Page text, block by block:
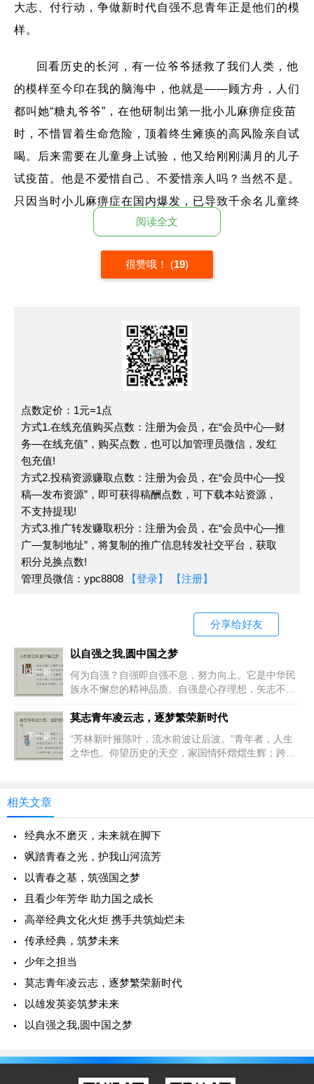
大志、付行动，争做新时代自强不息青年正是他们的模
样。
回看历史的长河，有一位爷爷拯救了我们人类，他
的模样至今印在我的脑海中，他就是——顾方舟，人们
都叫她“糖丸爷爷”，在他研制出第一批小儿麻痹症疫苗
时，不惜冒着生命危险，顶着终生瘫痪的高风险亲自试
喝。后来需要在儿童身上试验，他又给刚刚满月的儿子
试疫苗。他是不爱惜自己、不爱惜亲人吗？当然不是。
只因当时小儿麻痹症在国内爆发，已导致千余名儿童终
身残疾，甚至失去生命。临危受命的顾方舟重任在肩，
反顾选择了前者。他的舍小家、为大家的坚定，以及内
还为世界贡献自己的力量，他的精神耀眼夺目。让我们
一起争做新时代家国情怀青年吧。
一场战争爆发了，让我们、甚至全人类第一次真真正正
的感到害怕、无助。那就是惨绝人寰的——俄乌战争，
这场战争席卷了大量财力、物力、人力。乌克兰因面积
小且实力弱，就遭到俄罗斯战火的“照顾”。俄乌矛盾是
历史残留的问题，因前辈们的矛盾所留下的问题，在今
天竟用战争解决。在战火熊熊的战场上，有多少无辜的
平民百姓将性命丢于火海？又有多少年幼的孩童落入虎
口？战争的冷酷无情我们都知道，踏上战场的那一刻，
再看日本前几日的排核污水事件，可敢想当这些对
人体的危害程度极高的水排向大海，又会对海洋生物造
成什么呢，对地球呢？后果可想而知，日本的所做作为
等同于毁灭世界。我想没有什么事情是不能用和平方式
解决的。如今我们应积极构建人类命运共同体，积极提
倡和平，反对战争。战争不仅伤害两个国家，更会伤及
不息；或是爱国爱家；亦或是爱好和平。他们都是“经
典”的代表，让我们为了更好的未来一起传承经典吧，
以雄发英姿筑梦未来吧！让新时代新青年中有你也有
我！
阅读全文
很赞哦！ (19)
点数定价：1元=1点
方式1.在线充值购买点数：注册为会员，在“会员中心—财
务—在线充值”，购买点数，也可以加管理员微信，发红
包充值!
方式2.投稿资源赚取点数：注册为会员，在“会员中心—投
稿—发布资源”，即可获得稿酬点数，可下载本站资源，
不支持提现!
方式3.推广转发赚取积分：注册为会员，在“会员中心—推
广—复制地址”，将复制的推广信息转发社交平台，获取
积分兑换点数!
管理员微信：ypc8808
【登录】 【注册】
分享给好友
上一篇
以自强之我,圆中国之梦
何为自强？自强即自强不息，努力向上。它是中华民
族永不懈怠的精神品质。自强是心存理想，矢志不
我们才能有前进的明确方向。方向决
下一篇
莫志青年凌云志，逐梦繁荣新时代
“芳林新叶摧陈叶，流水前波让后波。”青年者，人生
之华也。仰望历史的天空，家国情怀熠熠生辉；跨越
相关文章
经典永不磨灭，未来就在脚下
飒踏青春之光，护我山河流芳
以青春之基，筑强国之梦
且看少年芳华 助力国之成长
高举经典文化火炬 携手共筑灿烂未
传承经典，筑梦未来
少年之担当
莫志青年凌云志，逐梦繁荣新时代
以雄发英姿筑梦未来
以自强之我,圆中国之梦